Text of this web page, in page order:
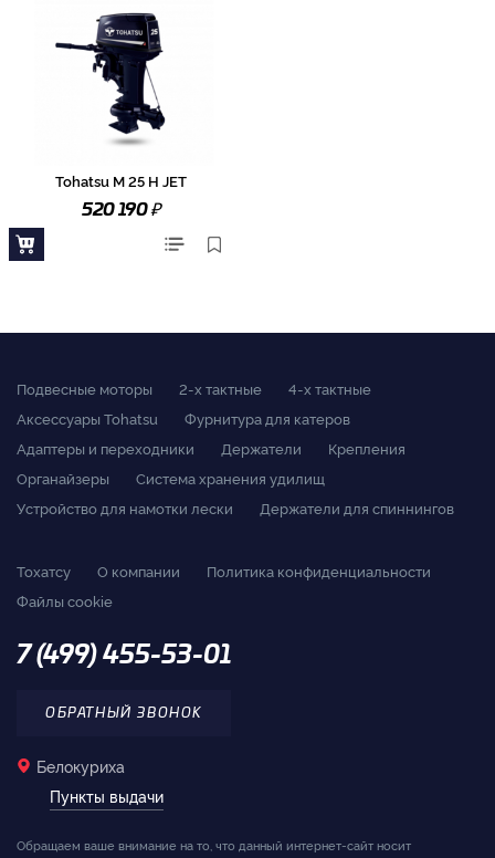
Tohatsu M 25 H JET
520 190₽
Подвесные моторы 2-x тактные
4-x тактные
Аксессуары Tohatsu
Фурнитура для катеров
Адаптеры и переходники
Держатели
Крепления
Органайзеры
Система хранения удилищ
Устройство для намотки лески
Держатели для спиннингов
Тохатсу О компании
Политика конфиденциальности
Файлы cookie
7 (499) 455-53-01
ОБРАТНЫЙ ЗВОНОК
Белокуриха
Пункты выдачи
Обращаем ваше внимание на то, что данный интернет-сайт носит